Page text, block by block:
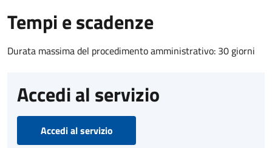
Tempi e scadenze
Durata massima del procedimento amministrativo: 30 giorni
Accedi al servizio
Accedi al servizio